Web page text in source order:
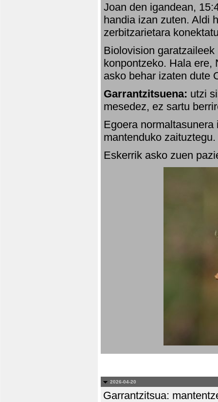
Joan den igandean,
handia izan zuten. Aldi
zerbitzarietara
Biolovision
konpontzeko. Hala ere,
asko behar izaten dute
Garrantzitsuena: utzi
mesedez, ez sartu
Egoera
mantenduko
Eskerrik asko zuen
2026-04-20
Garrantzitsua: